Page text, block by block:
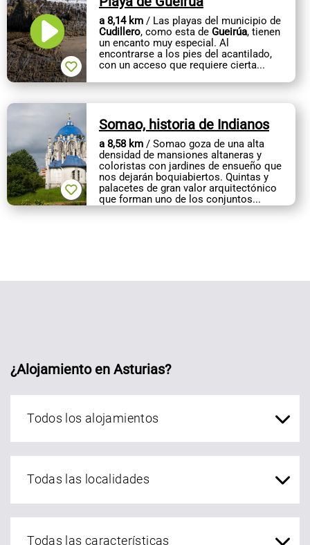
a 8,14 km / Las playas del municipio de
Cudillero, como esta de Gueirúa, tienen
un encanto muy especial. Al
encontrarse a los pies del acantilado,
con un acceso que requiere cierta...
Somao, historia de Indianos
a 8,58 km / Somao goza de una alta
densidad de mansiones altaneras y
coloristas con jardines de ensueño que
nos dejarán boquiabiertos. Quintas y
palacetes de gran valor arquitectónico
que forman uno de los conjuntos...
¿Alojamiento en Asturias?